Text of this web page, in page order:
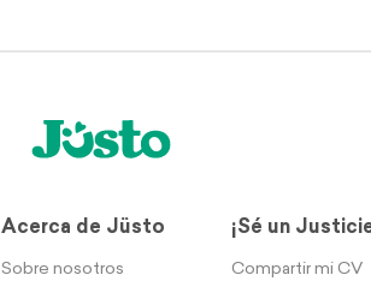
Acerca de Jüsto
Sobre nosotros
¡Sé un
Compartir mi CV